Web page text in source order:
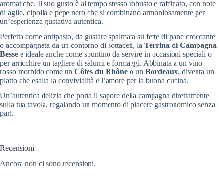
aromatiche. Il suo gusto è al tempo stesso robusto e raffinato, con note
di aglio, cipolla e pepe nero che si combinano armoniosamente per
un’esperienza gustativa autentica.
Perfetta come antipasto, da gustare spalmata su fette di pane croccante
o accompagnata da un contorno di sottaceti, la Terrina di Campagna
Besse è ideale anche come spuntino da servire in occasioni speciali o
per arricchire un tagliere di salumi e formaggi. Abbinata a un vino
rosso morbido come un Côtes du Rhône o un Bordeaux, diventa un
piatto che esalta la convivialità e l’amore per la buona cucina.
Un’autentica delizia che porta il sapore della campagna direttamente
sulla tua tavola, regalando un momento di piacere gastronomico senza
pari.
Recensioni
Ancora non ci sono recensioni.